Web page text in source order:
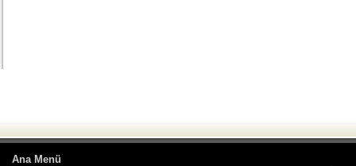
Ana Menü